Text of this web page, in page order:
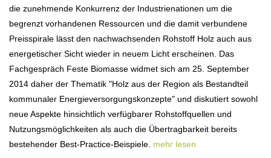
die zunehmende Konkurrenz der Industrienationen um die
begrenzt vorhandenen Ressourcen und die damit verbundene
Preisspirale lässt den nachwachsenden Rohstoff Holz auch aus
energetischer Sicht wieder in neuem Licht erscheinen. Das
Fachgespräch Feste Biomasse widmet sich am 25. September
2014 daher der Thematik "Holz aus der Region als Bestandteil
kommunaler Energieversorgungskonzepte" und diskutiert sowohl
neue Aspekte hinsichtlich verfügbarer Rohstoffquellen und
Nutzungsmöglichkeiten als auch die Übertragbarkeit bereits
bestehender Best-Practice-Beispiele. mehr lesen